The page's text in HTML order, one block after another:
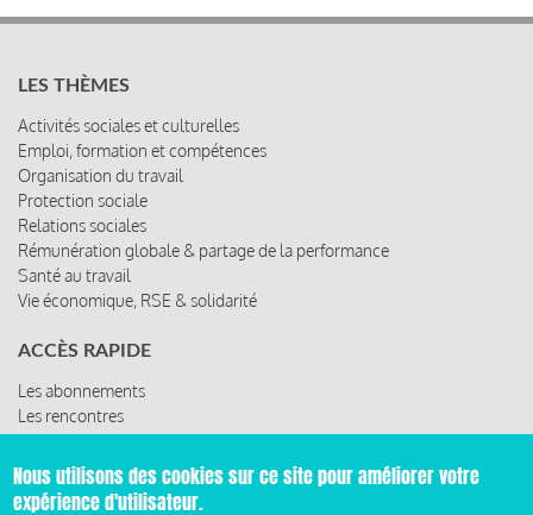
LES THÈMES
Activités sociales et culturelles
Emploi, formation et compétences
Organisation du travail
Protection sociale
Relations sociales
Rémunération globale & partage de la performance
Santé au travail
Vie économique, RSE & solidarité
ACCÈS RAPIDE
Les abonnements
Les rencontres
Nous utilisons des cookies sur ce site pour améliorer votre
expérience d'utilisateur.